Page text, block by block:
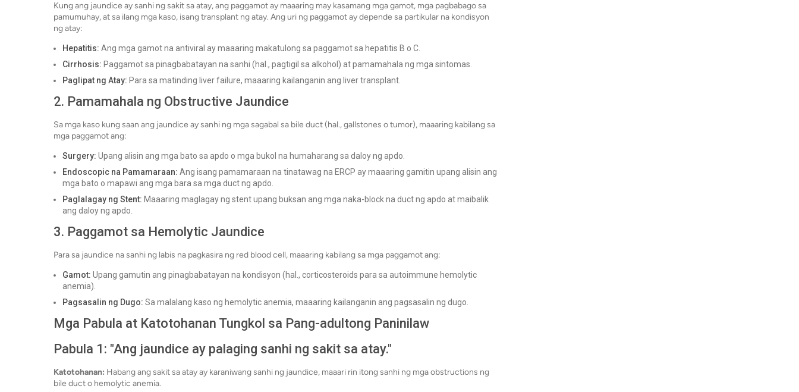
Kung ang jaundice ay sanhi ng sakit sa atay, ang paggamot ay maaaring may kasamang mga gamot, mga pagbabago sa
pamumuhay, at sa ilang mga kaso, isang transplant ng atay. Ang uri ng paggamot ay depende sa partikular na kondisyon
ng atay:
Hepatitis: Ang mga gamot na antiviral ay maaaring makatulong sa paggamot sa hepatitis B o C.
Cirrhosis: Paggamot sa pinagbabatayan na sanhi (hal., pagtigil sa alkohol) at pamamahala ng mga sintomas.
Paglipat ng Atay: Para sa matinding liver failure, maaaring kailanganin ang liver transplant.
2. Pamamahala ng Obstructive Jaundice
Sa mga kaso kung saan ang jaundice ay sanhi ng mga sagabal sa bile duct (hal., gallstones o tumor), maaaring kabilang sa
mga paggamot ang:
Surgery: Upang alisin ang mga bato sa apdo o mga bukol na humaharang sa daloy ng apdo.
Endoscopic na Pamamaraan: Ang isang pamamaraan na tinatawag na ERCP ay maaaring gamitin upang alisin ang
mga bato o mapawi ang mga bara sa mga duct ng apdo.
Paglalagay ng Stent: Maaaring maglagay ng stent upang buksan ang mga naka-block na duct ng apdo at maibalik
ang daloy ng apdo.
3. Paggamot sa Hemolytic Jaundice
Para sa jaundice na sanhi ng labis na pagkasira ng red blood cell, maaaring kabilang sa mga paggamot ang:
Gamot: Upang gamutin ang pinagbabatayan na kondisyon (hal., corticosteroids para sa autoimmune hemolytic
anemia).
Pagsasalin ng Dugo: Sa malalang kaso ng hemolytic anemia, maaaring kailanganin ang pagsasalin ng dugo.
Mga Pabula at Katotohanan Tungkol sa Pang-adultong Paninilaw
Pabula 1: "Ang jaundice ay palaging sanhi ng sakit sa atay."
Katotohanan: Habang ang sakit sa atay ay karaniwang sanhi ng jaundice, maaari rin itong sanhi ng mga obstructions ng
bile duct o hemolytic anemia.